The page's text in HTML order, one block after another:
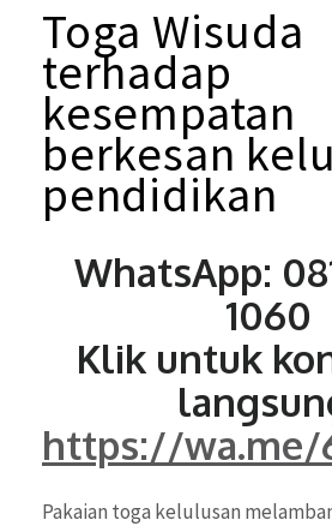
Toga Wisuda
terhadap
kesempatan
berkesan
pendidikan
WhatsApp:
1060
Klik untuk
https://wa.me/
Pakaian toga kelulusan